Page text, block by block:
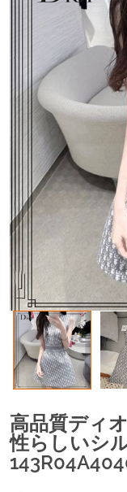
高品質ディ
性らしいシ